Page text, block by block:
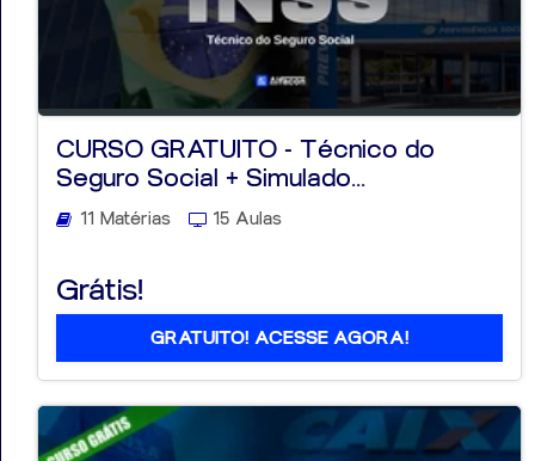
CURSO GRATUITO - Técnico do
Seguro Social + Simulado...
11 Matérias 15 Aulas
Grátis!
GRATUITO! ACESSE AGORA!